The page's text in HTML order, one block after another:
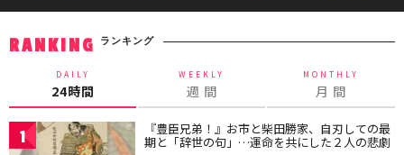
RANKING ランキング
DAILY
24時間
WEEKLY
週 間
MONTHLY
月 間
1 『豊臣兄弟！』お市と柴田勝家、自刃しての最
期と「辞世の句」…運命を共にした２人の悲劇